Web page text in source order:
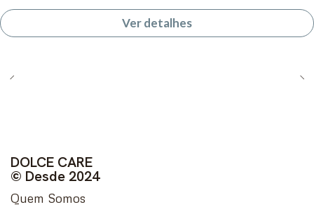
Ver detalhes
DOLCE CARE
© Desde 2024
Quem Somos